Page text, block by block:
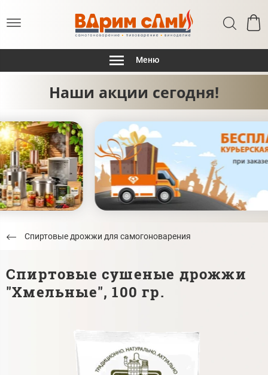
Меню
Наши акции сегодня!
Спиртовые дрожжи для самогоноварения
Спиртовые сушеные дрожжи
"Хмельные", 100 гр.